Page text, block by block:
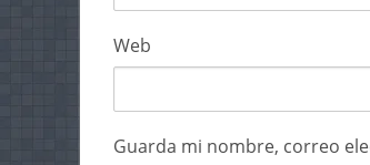
Web
Guarda mi nombre, correo